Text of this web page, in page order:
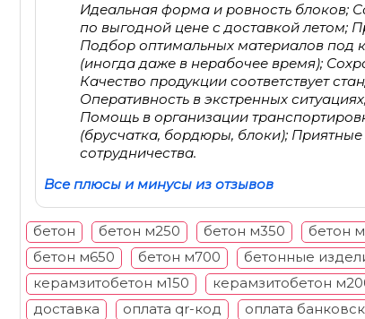
Идеальная форма и ровность блоков;
по выгодной цене с доставкой летом;
Подбор оптимальных материалов под
(иногда даже в нерабочее время);
Качество продукции соответствует
Оперативность в экстренных
Помощь в организации
(брусчатка, бордюры, блоки);
сотрудничества.
Все плюсы и минусы из отзывов
бетон бетон м250 бетон м350 бетон
бетон м650
бетон м700 бетонные
керамзитобетон м150
керамзитобетон
доставка
оплата qr-код оплата